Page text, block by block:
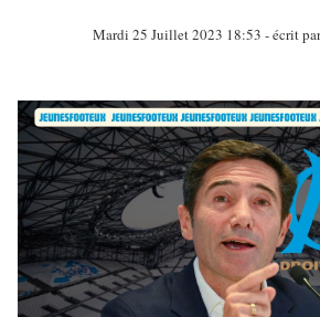
Mardi 25 Juillet 2023 18:53 - écrit